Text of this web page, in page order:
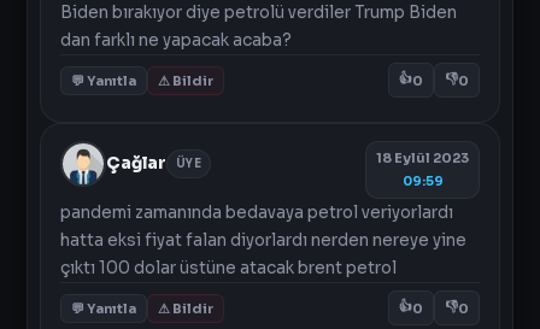
Biden bırakıyor diye petrolü verdiler Trump Biden
dan farklı ne yapacak acaba?
💬 Yanıtla ⚠ Bildir 👍0 👎0
Çağlar ÜYE 18 Eylül 2023
09:59
pandemi zamanında bedavaya petrol veriyorlardı
hatta eksi fiyat falan diyorlardı nerden nereye yine
çıktı 100 dolar üstüne atacak brent petrol
💬 Yanıtla ⚠ Bildir 👍0 👎0